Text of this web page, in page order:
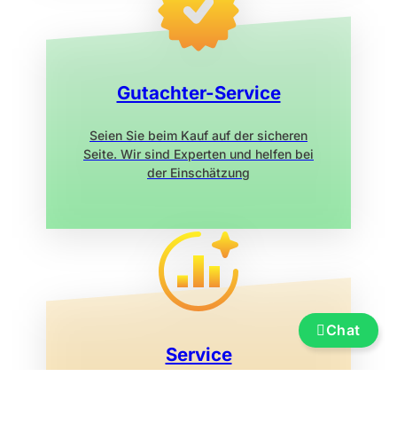
Gutachter-Service
Seien Sie beim Kauf auf der sicheren
Seite. Wir sind Experten und helfen bei
der Einschätzung
Service
Chat